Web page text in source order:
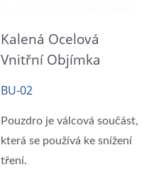
Kalená Ocelová
Vnitřní Objímka
BU-02
Pouzdro je válcová součást,
která se používá ke snížení
tření.